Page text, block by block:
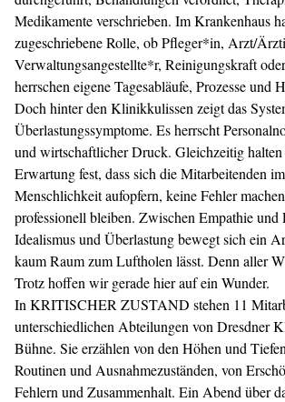
Medikamente verschrieben. Im Krankenhaus
zugeschriebene Rolle, ob Pfleger*in, Arzt/
Verwaltungsangestellte*r, Reinigungskraft
herrschen eigene Tagesabläufe, Prozesse und
Doch hinter den Klinikkulissen zeigt das
Überlastungssymptome. Es herrscht
und wirtschaft­licher Druck. Gleichzeitig
Erwartung fest, dass sich die Mitarbeitenden
Menschlichkeit aufopfern, keine Fehler
professionell bleiben. Zwischen Empathie und
Idealismus und Überlastung bewegt sich ein
kaum Raum zum Luftholen lässt. Denn aller
Trotz hoffen wir gerade hier auf ein Wunder.
In KRITISCHER ZUSTAND stehen 11
unterschiedlichen Abteilungen von Dresdner
Bühne. Sie erzählen von den Höhen und
Routinen und Ausnahme­zuständen, von
Fehlern und Zusammenhalt. Ein Abend über